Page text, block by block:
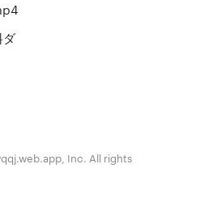
ダ
Inc. All rights